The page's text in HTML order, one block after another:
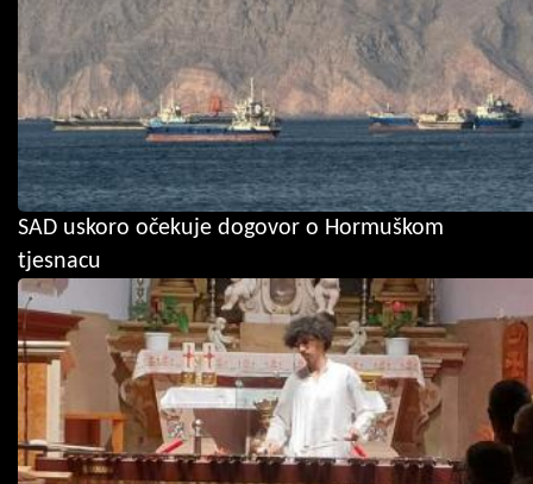
SAD uskoro očekuje dogovor o Hormuškom
tjesnacu